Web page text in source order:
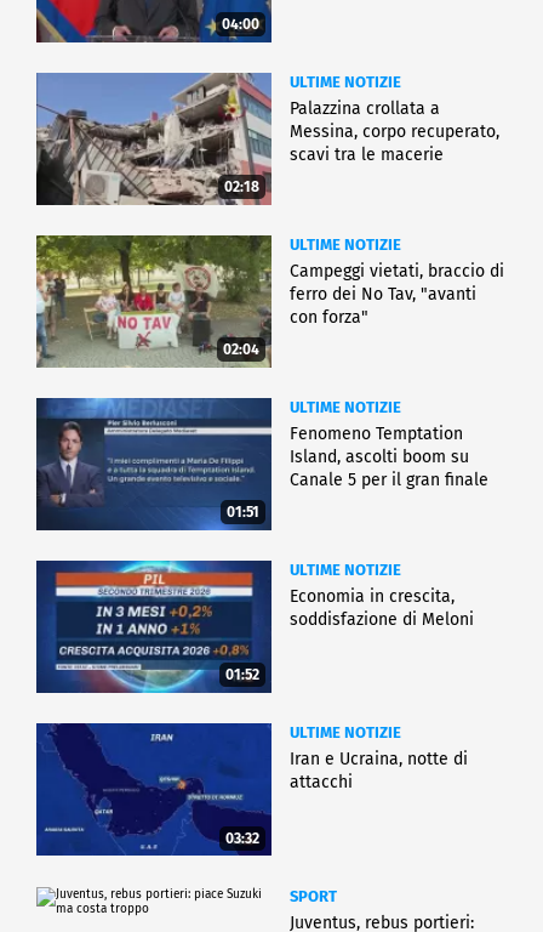
04:00
02:18
ULTIME NOTIZIE
Palazzina crollata a
Messina, corpo recuperato,
scavi tra le macerie
02:04
ULTIME NOTIZIE
Campeggi vietati, braccio di
ferro dei No Tav, "avanti
con forza"
01:51
ULTIME NOTIZIE
Fenomeno Temptation
Island, ascolti boom su
Canale 5 per il gran finale
01:52
ULTIME NOTIZIE
Economia in crescita,
soddisfazione di Meloni
03:32
ULTIME NOTIZIE
Iran e Ucraina, notte di
attacchi
SPORT
Juventus, rebus portieri: